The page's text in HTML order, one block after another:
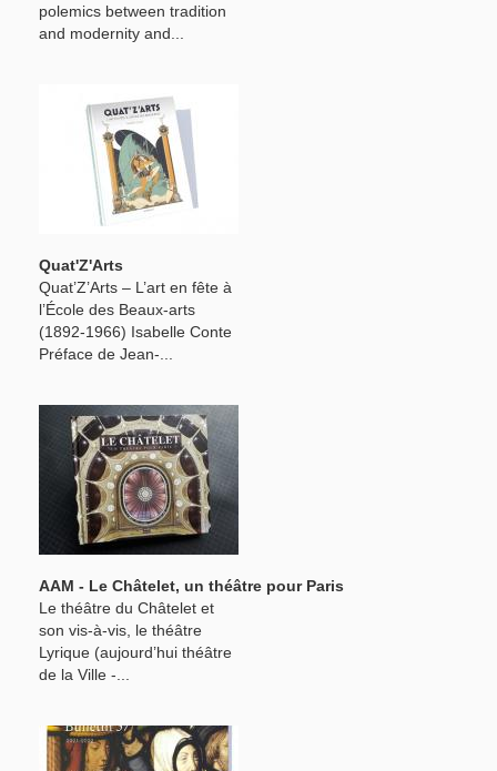
polemics between tradition
and modernity and...
Quat'Z'Arts
Quat’Z’Arts – L’art en fête à
l’École des Beaux-arts
(1892-1966) Isabelle Conte
Préface de Jean-...
AAM - Le Châtelet, un théâtre pour Paris
Le théâtre du Châtelet et
son vis-à-vis, le théâtre
Lyrique (aujourd’hui théâtre
de la Ville -...